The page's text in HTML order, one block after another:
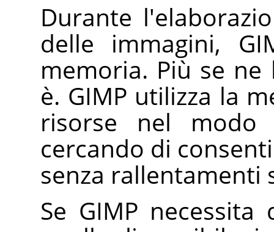
Durante
delle immagini,
memoria. Più se
è. GIMP utilizza la
risorse nel modo
cercando di
senza rallentamenti
Se GIMP